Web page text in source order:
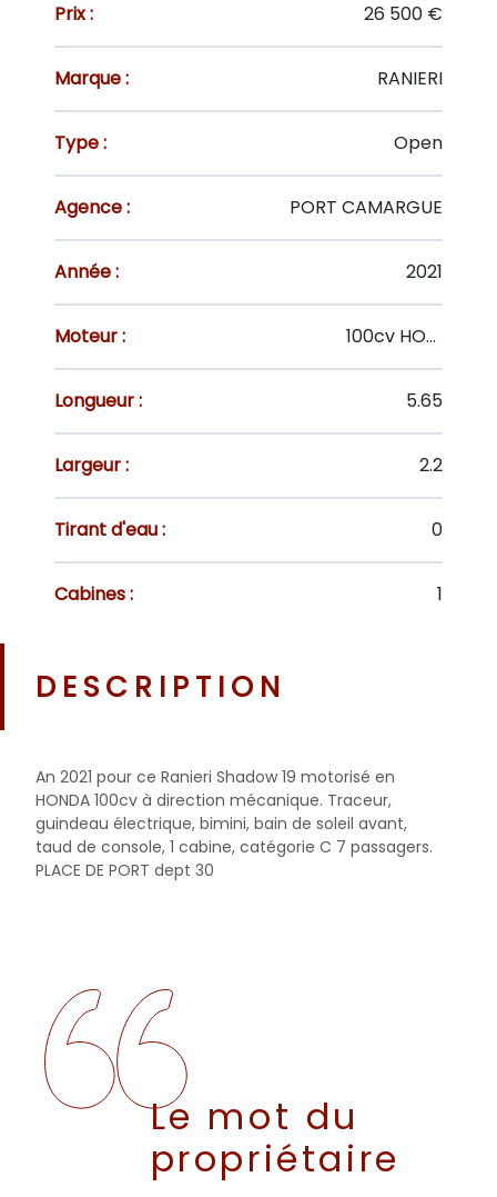
Prix : 26 500 €
Marque : RANIERI
Type : Open
Agence : PORT CAMARGUE
Année : 2021
Moteur : 100cv HONDA BF100
Longueur : 5.65
Largeur : 2.2
Tirant d'eau : 0
Cabines : 1
DESCRIPTION
An 2021 pour ce Ranieri Shadow 19 motorisé en
HONDA 100cv à direction mécanique. Traceur,
guindeau électrique, bimini, bain de soleil avant,
taud de console, 1 cabine, catégorie C 7 passagers.
PLACE DE PORT dept 30
Le mot du
propriétaire